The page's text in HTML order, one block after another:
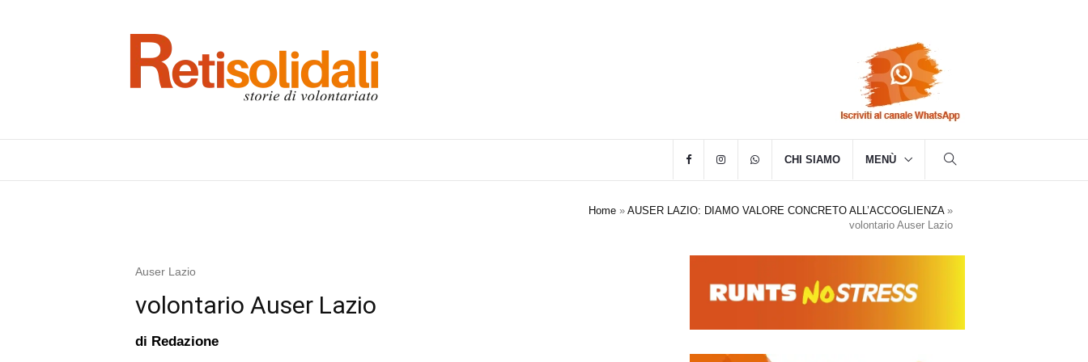
CHI SIAMO MENÙ
Home » AUSER LAZIO: DIAMO VALORE CONCRETO ALL’ACCOGLIENZA»
volontario Auser Lazio
Auser Lazio
volontario Auser Lazio
di Redazione